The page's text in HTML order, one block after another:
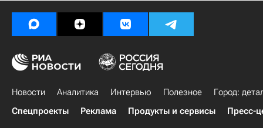
Новости Аналитика Интервью Полезное
Город:
Спецпроекты
Реклама Продукты и сервисы Пресс-